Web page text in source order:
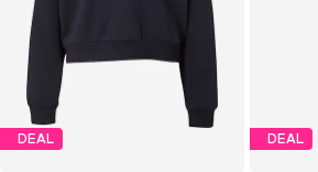
DEAL DEAL